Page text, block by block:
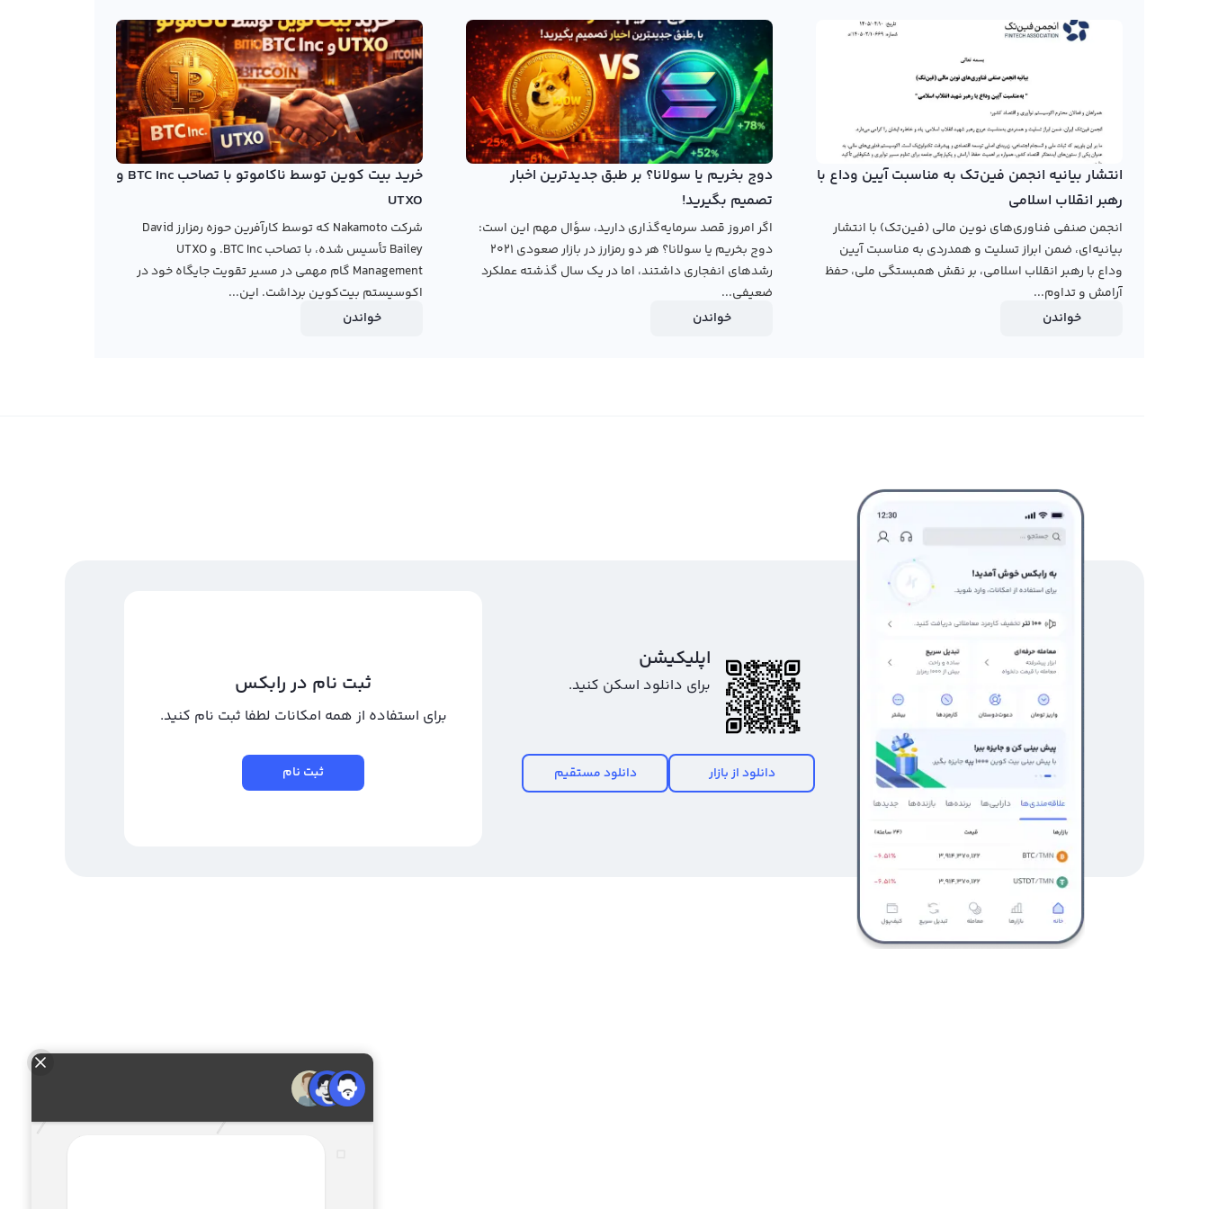
در صفحه قیمت مون ریور رابکس کاربران می‌توانند نمودار مون ریور را در تایم فریم‌های مختلف مشاهده کرده و با استفاده از
ابزارهای ترسیم به تحلیل نمودار مون ریور بپردازند. در نمودار مون ریور اطلاعات قیمت MOVR با استفاده از روش‌های مختلف
نمایشی مثل کندل و نمودار خطی ارائه شده است و امکان استفاده از تایم فریم‌های مختلف برای تحلیل وجود دارد.
با ورود مون ریور به بازار ارز دیجیتال، صرافی‌های ایرانی نیز این ارز را به لیست ارزهای قابل تبدیل در وبسایت خود اضافه
کرده‌اند. در حال حاضر، قیمت ورودی MOVR به بازار حدود ۱۰۰ دلار می‌باشد و این ارز در تاریخ آن را به صورت تدریجی با قیمت‌های
متفاوت مشاهده می‌کنیم. برای مشاهده نمودار قیمت MOVR به دلار و تومان در سال‌های اخیر می‌توانید به وبسایت صرافی
مورد نظر خود مراجعه کنید. رابکس نیز به عنوان یکی از صرافی‌های ارز دیجیتال توانسته است نمودار قیمت MOVR به دلار و
تومان را به صورت بیستانی و کامل برای کاربران خود ارائه دهد.
رابکس از خرید و فروش بیش از ۱۰۰۰ ارز دیجیتال پشتیبانی می‌کند. برای معامله رمز مون ریور، به صفحه
خرید مون ریوربروید.
انتشار بیانیه انجمن فین‌تک به مناسبت آیین وداع با
رهبر انقلاب اسلامی
انجمن صنفی فناوری‌های نوین مالی (فین‌تک) با انتشار
بیانیه‌ای، ضمن ابراز تسلیت و همدردی به مناسبت آیین
وداع با رهبر انقلاب اسلامی، بر نقش همبستگی ملی، حفظ
آرامش و تداوم...
خواندن
دوج بخریم یا سولانا؟ بر طبق جدیدترین اخبار
تصمیم بگیرید!
اگر امروز قصد سرمایه‌گذاری دارید، سؤال مهم این است:
دوج بخریم یا سولانا؟ هر دو رمزارز در بازار صعودی ۲۰۲۱
رشدهای انفجاری داشتند، اما در یک سال گذشته عملکرد
ضعیفی...
خواندن
خرید بیت کوین توسط ناکاموتو با تصاحب BTC Inc و
UTXO
شرکت Nakamoto که توسط کارآفرین حوزه رمزارز David
Bailey تأسیس شده، با تصاحب BTC Inc. و UTXO
Management گام مهمی در مسیر تقویت جایگاه خود در
اکوسیستم بیت‌کوین برداشت. این...
خواندن
اپلیکیشن
برای دانلود اسکن کنید.
دانلود از بازار دانلود مستقیم
ثبت نام در رابکس
برای استفاده از همه امکانات لطفا ثبت نام کنید.
ثبت نام